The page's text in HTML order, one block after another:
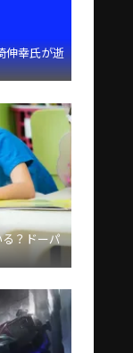
伸幸氏が逝
？ドーパ